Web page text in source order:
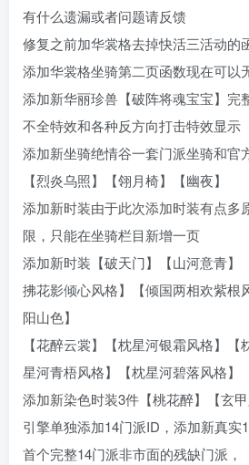
有什么遗漏或者问题请反馈
修复之前加华裳格去掉快活三活动的
添加华裳格坐骑第二页函数现在可以
添加新华丽珍兽【破阵将魂宝宝】完
不全特效和各种反方向打击特效显示
添加新坐骑绝情谷一套门派坐骑和官
【烈炎乌照】【翎月椅】【幽夜】
添加新时装由于此次添加时装有点多
限，只能在坐骑栏目新增一页
添加新时装【破天门】【山河意青】
拂花影倾心风格】【倾国两相欢紫根
阳山色】
【花醉云裳】【枕星河银霜风格】
星河青梧风格】【枕星河碧落风格】
添加新染色时装3件【桃花醉】【玄
引擎单独添加14门派ID，添加新真实
首个完整14门派非市面的残缺门派，